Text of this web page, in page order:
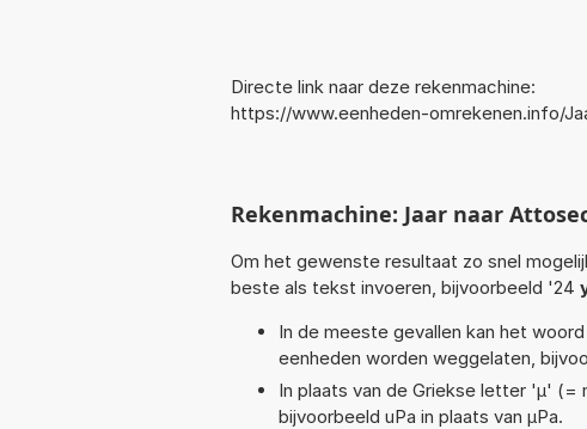
Directe link naar deze rekenmachine:
https://www.eenheden-omrekenen.info/
Rekenmachine: Jaar naar
Om het gewenste resultaat zo snel
beste als tekst invoeren, bijvoorbeeld '24
In de meeste gevallen kan het
eenheden worden weggelaten,
In plaats van de Griekse letter 'µ' (=
bijvoorbeeld uPa in plaats van µPa.